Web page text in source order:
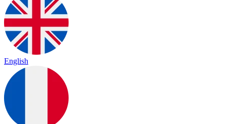
English